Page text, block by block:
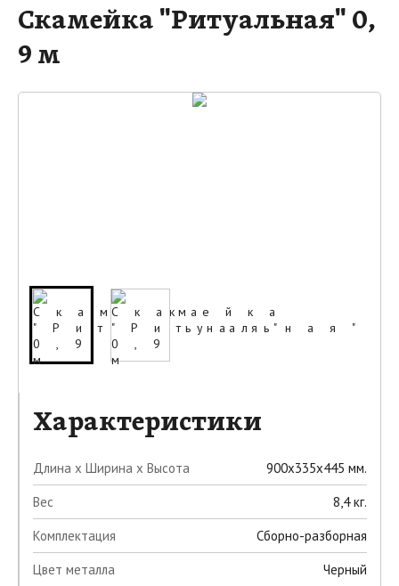
Скамейка "Ритуальная" 0,
9 м
Характеристики
Длина х Ширина х Высота
900x335x445 мм.
Вес
8,4 кг.
Комплектация
Сборно-разборная
Цвет металла
Черный